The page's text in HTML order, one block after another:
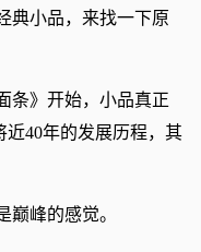
典小品，来找一下原
条》开始，小品真正
40年的发展历程，其
巅峰的感觉。